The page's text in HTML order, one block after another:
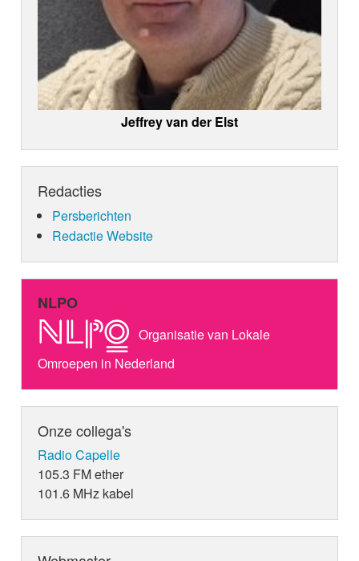
Jeffrey van der Elst
Redacties
Persberichten
Redactie Website
NLPO
Organisatie van Lokale
Omroepen in Nederland
Onze collega's
Radio Capelle
105.3 FM ether
101.6 MHz kabel